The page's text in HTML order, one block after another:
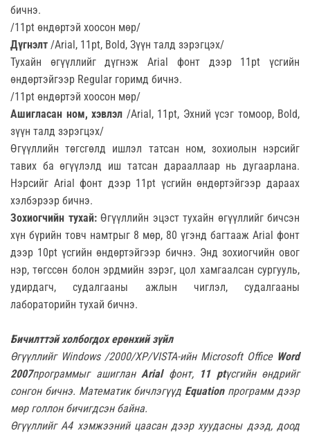
бичнэ.
/11pt өндөртэй хоосон мөр/
Дүгнэлт /Arial, 11pt, Bold, Зүүн талд зэрэгцэх/
Тухайн өгүүллийг дүгнэж Arial фонт дээр 11pt үсгийн
өндөртэйгээр Regular горимд бичнэ.
/11pt өндөртэй хоосон мөр/
Ашигласан ном, хэвлэл /Arial, 11pt, Эхний үсэг томоор, Bold,
зүүн талд зэрэгцэх/
Өгүүллийн төгсгөлд ишлэл татсан ном, зохиолын нэрсийг
тавих ба өгүүлэлд иш татсан дарааллаар нь дугаарлана.
Нэрсийг Arial фонт дээр 11pt үсгийн өндөртэйгээр дараах
хэлбэрээр бичнэ.
Зохиогчийн тухай:Өгүүллийн эцэст тухайн өгүүллийг бичсэн
хүн бүрийн товч намтрыг 8 мөр, 80 үгэнд багтааж Arial фонт
дээр 10pt үсгийн өндөртэйгээр бичнэ. Энд зохиогчийн овог
нэр, төгссөн болон эрдмийн зэрэг, цол хамгаалсан сургууль,
удирдагч, судалгааны ажлын чиглэл, судалгааны
лабораторийн тухай бичнэ.
Бичилттэй холбогдох ерөнхий зүйл
Өгүүллийг Windows /2000/XP/VISTA-ийн Microsoft Office Word
2007программыг ашиглан Arial фонт, 11ptүсгийн өндрийг
сонгон бичнэ. Математик бичлэгүүд Equation программ дээр
мөр голлон бичигдсэн байна.
Өгүүллийг А4 хэмжээний цаасан дээр хуудасны дээд, доод